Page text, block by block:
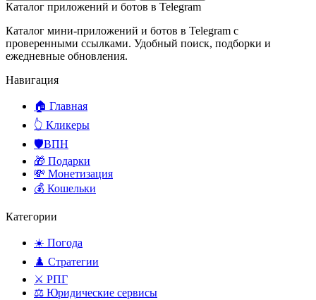
Каталог приложений и ботов в Telegram
Каталог мини-приложений и ботов в Telegram с
проверенными ссылками. Удобный поиск, подборки и
ежедневные обновления.
Навигация
🏠 Главная
👆 Кликеры
🛡️ВПН
🎁 Подарки
💸 Монетизация
💰 Кошельки
Категории
☀️ Погода
♟️ Стратегии
⚔️ РПГ
⚖️ Юридические сервисы